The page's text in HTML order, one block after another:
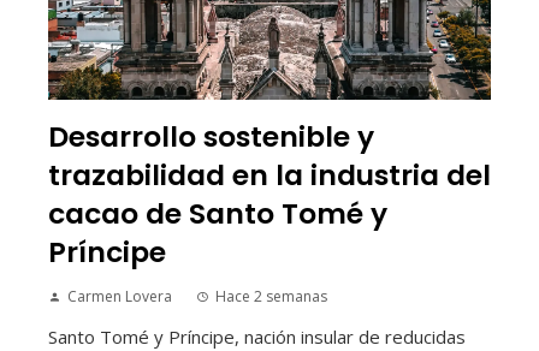
Desarrollo sostenible y
trazabilidad en la industria del
cacao de Santo Tomé y
Príncipe
Carmen Lovera Hace 2 semanas
Santo Tomé y Príncipe, nación insular de reducidas